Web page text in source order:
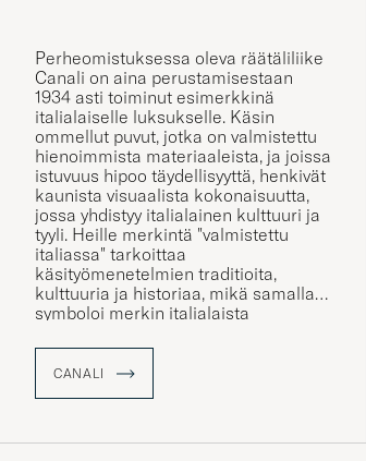
Perheomistuksessa oleva räätäliliike
Canali on aina perustamisestaan
1934 asti toiminut esimerkkinä
italialaiselle luksukselle. Käsin
ommellut puvut, jotka on valmistettu
hienoimmista materiaaleista, ja joissa
istuvuus hipoo täydellisyyttä, henkivät
kaunista visuaalista kokonaisuutta,
jossa yhdistyy italialainen kulttuuri ja
tyyli. Heille merkintä "valmistettu
italiassa" tarkoittaa
käsityömenetelmien traditioita,
kulttuuria ja historiaa, mikä samalla
symboloi merkin italialaista
CANALI